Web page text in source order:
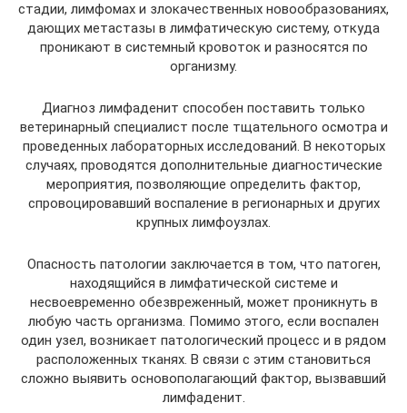
стадии, лимфомах и злокачественных новообразованиях,
дающих метастазы в лимфатическую систему, откуда
проникают в системный кровоток и разносятся по
организму.
Диагноз лимфаденит способен поставить только
ветеринарный специалист после тщательного осмотра и
проведенных лабораторных исследований. В некоторых
случаях, проводятся дополнительные диагностические
мероприятия, позволяющие определить фактор,
спровоцировавший воспаление в регионарных и других
крупных лимфоузлах.
Опасность патологии заключается в том, что патоген,
находящийся в лимфатической системе и
несвоевременно обезвреженный, может проникнуть в
любую часть организма. Помимо этого, если воспален
один узел, возникает патологический процесс и в рядом
расположенных тканях. В связи с этим становиться
сложно выявить основополагающий фактор, вызвавший
лимфаденит.